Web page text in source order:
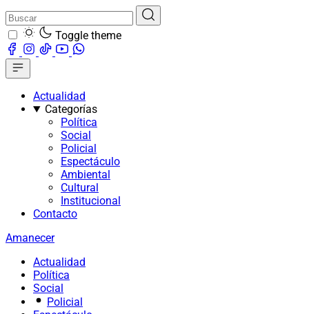
Toggle theme
Actualidad
Categorías
Política
Social
Policial
Espectáculo
Ambiental
Cultural
Institucional
Contacto
Amanecer
Actualidad
Política
Social
Policial